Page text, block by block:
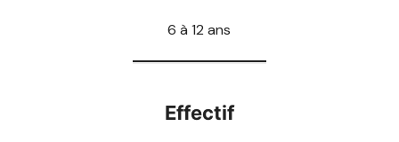
6 à 12 ans
Effectif